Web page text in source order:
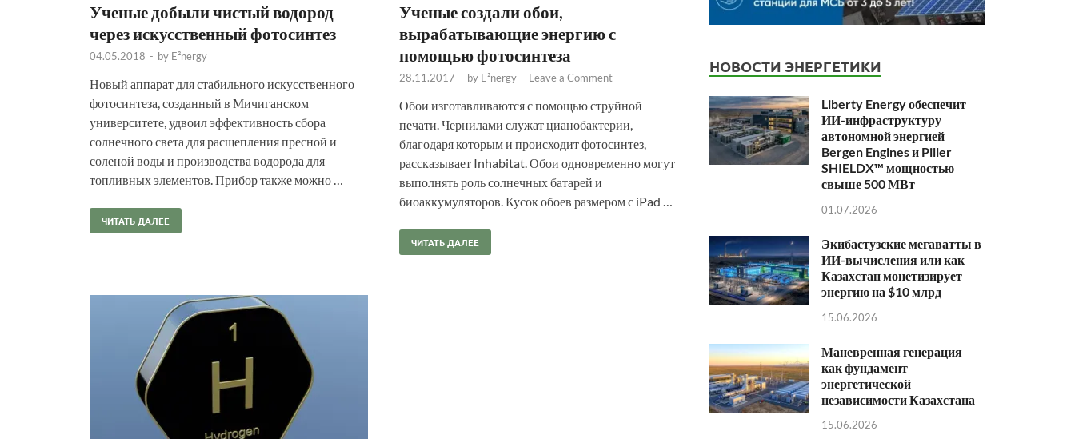
Ученые добыли чистый водород
через искусственный фотосинтез
04.05.2018 - by E²nergy
Новый аппарат для стабильного искусственного
фотосинтеза, созданный в Мичиганском
университете, удвоил эффективность сбора
солнечного света для расщепления пресной и
соленой воды и производства водорода для
топливных элементов. Прибор также можно …
ЧИТАТЬ ДАЛЕЕ
Ученые создали обои,
вырабатывающие энергию с
помощью фотосинтеза
28.11.2017 - by E²nergy - Leave a Comment
Обои изготавливаются с помощью струйной
печати. Чернилами служат цианобактерии,
благодаря которым и происходит фотосинтез,
рассказывает Inhabitat. Обои одновременно могут
выполнять роль солнечных батарей и
биоаккумуляторов. Кусок обоев размером с iPad …
ЧИТАТЬ ДАЛЕЕ
НОВОСТИ ЭНЕРГЕТИКИ
Liberty Energy обеспечит
ИИ-инфраструктуру
автономной энергией
Bergen Engines и Piller
SHIELDX™ мощностью
свыше 500 МВт
01.07.2026
Экибастузские мегаватты в
ИИ-вычисления или как
Казахстан монетизирует
энергию на $10 млрд
15.06.2026
Маневренная генерация
как фундамент
энергетической
независимости Казахстана
15.06.2026